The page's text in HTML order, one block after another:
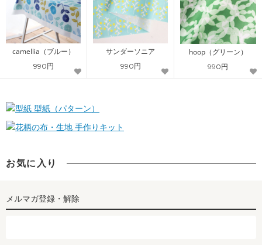
camellia（ブルー）
990円
サンダーソニア
990円
hoop（グリーン）
990円
型紙（パターン）
手作りキット
お気に入り
メルマガ登録・解除